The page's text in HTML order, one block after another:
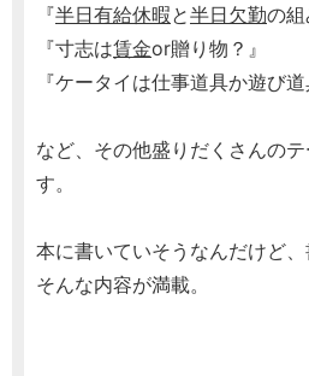
『半日有給休暇と半日欠勤の組
『寸志は賃金or贈り物？』
『ケータイは仕事道具か遊び道
など、その他盛りだくさんの
す。
本に書いていそうなんだけど、
そんな内容が満載。